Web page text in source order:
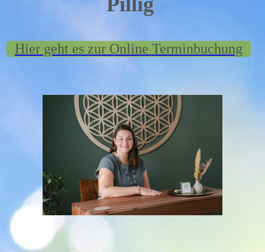
Hier geht es zur Online Terminbuchung